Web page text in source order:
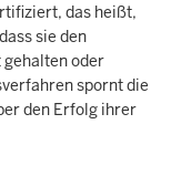
das heißt,
sie den
oder
spornt die
den Erfolg ihrer